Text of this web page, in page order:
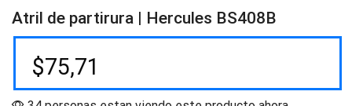
Atril de partirura | Hercules BS408B
$75,71